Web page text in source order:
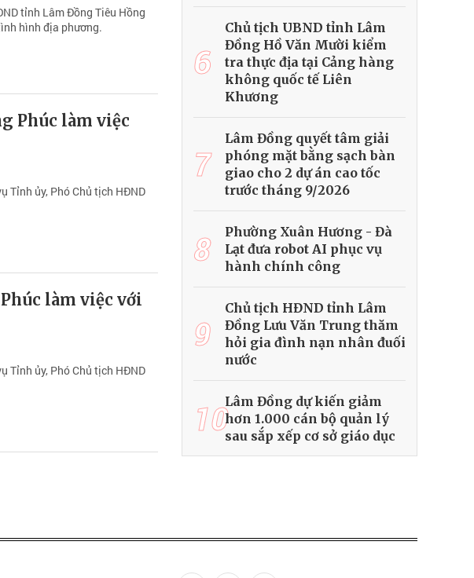
tỉnh Lâm Đồng Tiêu Hồng
hình địa phương.
Phúc làm việc
Tỉnh ủy, Phó Chủ tịch HĐND
làm việc với
Tỉnh ủy, Phó Chủ tịch HĐND
6
Chủ tịch UBND tỉnh Lâm
Đồng Hồ Văn Mười kiểm
tra thực địa tại Cảng hàng
không quốc tế Liên
Khương
7
Lâm Đồng quyết tâm giải
phóng mặt bằng sạch bàn
giao cho 2 dự án cao tốc
trước tháng 9/2026
8
Phường Xuân Hương - Đà
Lạt đưa robot AI phục vụ
hành chính công
9
Chủ tịch HĐND tỉnh Lâm
Đồng Lưu Văn Trung thăm
hỏi gia đình nạn nhân đuối
nước
10Lâm Đồng dự kiến giảm
hơn 1.000 cán bộ quản lý
sau sắp xếp cơ sở giáo dục